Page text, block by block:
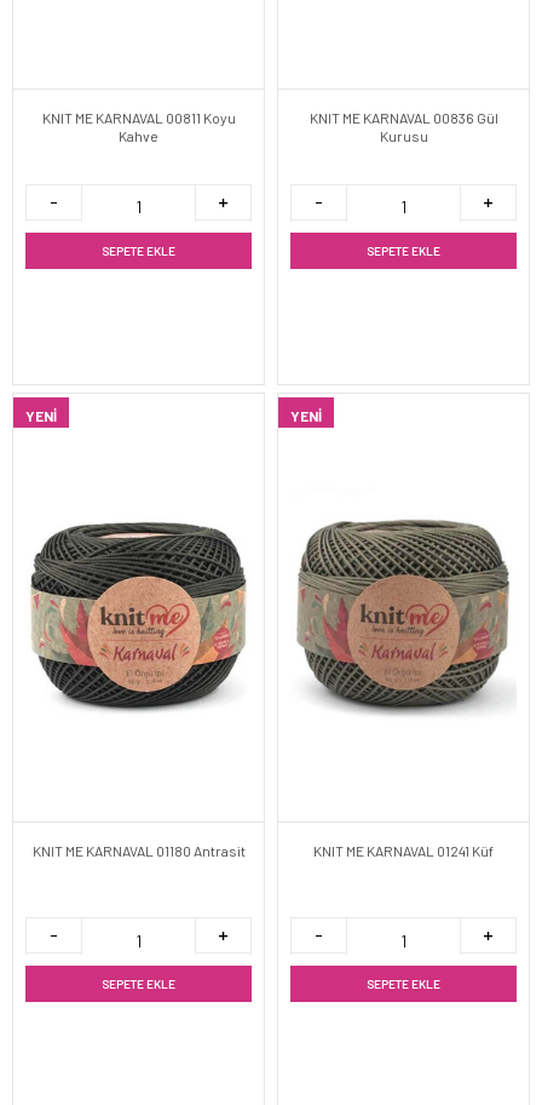
KNIT ME KARNAVAL 00811 Koyu
Kahve
SEPETE EKLE
KNIT ME KARNAVAL 00836 Gül
Kurusu
SEPETE EKLE
YENI
KNIT ME KARNAVAL 01180 Antrasit
SEPETE EKLE
YENI
KNIT ME KARNAVAL 01241 Küf
SEPETE EKLE